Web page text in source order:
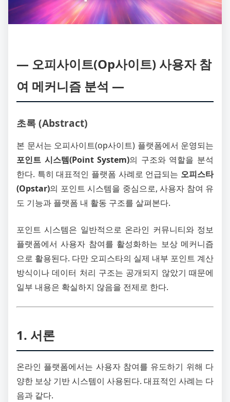
― 오피사이트(Op사이트) 사용자 참
여 메커니즘 분석 ―
초록 (Abstract)
본 문서는 오피사이트(op사이트) 플랫폼에서 운영되는
포인트 시스템(Point System)의 구조와 역할을 분석
한다. 특히 대표적인 플랫폼 사례로 언급되는 오피스타
(Opstar)의 포인트 시스템을 중심으로, 사용자 참여 유
도 기능과 플랫폼 내 활동 구조를 살펴본다.
포인트 시스템은 일반적으로 온라인 커뮤니티와 정보
플랫폼에서 사용자 참여를 활성화하는 보상 메커니즘
으로 활용된다. 다만 오피스타의 실제 내부 포인트 계산
방식이나 데이터 처리 구조는 공개되지 않았기 때문에
일부 내용은 확실하지 않음을 전제로 한다.
1. 서론
온라인 플랫폼에서는 사용자 참여를 유도하기 위해 다
양한 보상 기반 시스템이 사용된다. 대표적인 사례는 다
음과 같다.